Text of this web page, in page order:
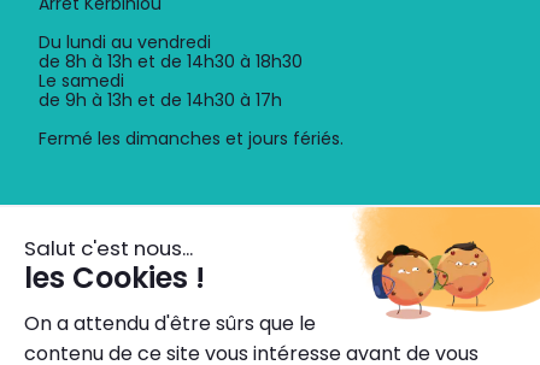
Du lundi au vendredi
de 8h à 13h et de 14h30 à 18h30
Le samedi
de 9h à 13h et de 14h30 à 17h
Fermé les dimanches et jours fériés.
Horaires, itinéraires, titres de transport dématérialisés,
info trafic.